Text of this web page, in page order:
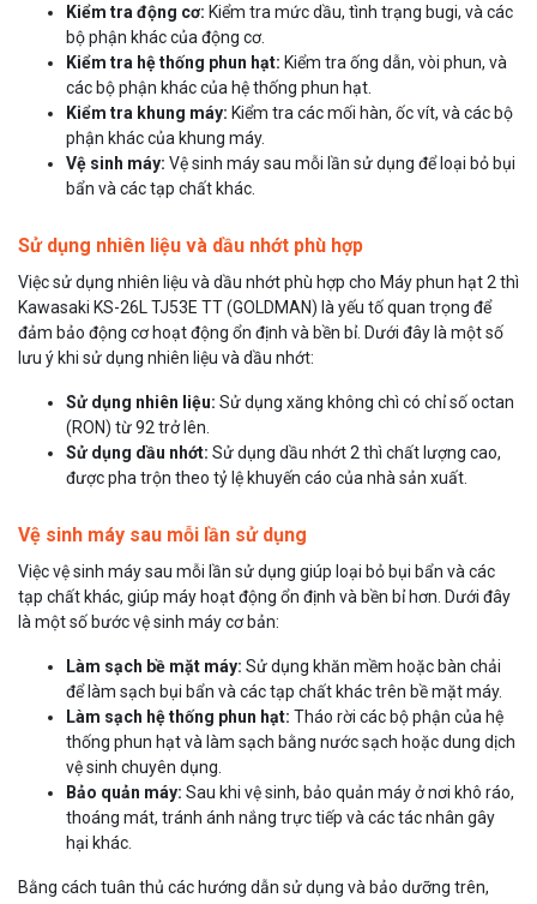
Kiểm tra động cơ: Kiểm tra mức dầu, tình trạng bugi, và các
bộ phận khác của động cơ.
Kiểm tra hệ thống phun hạt: Kiểm tra ống dẫn, vòi phun, và
các bộ phận khác của hệ thống phun hạt.
Kiểm tra khung máy: Kiểm tra các mối hàn, ốc vít, và các bộ
phận khác của khung máy.
Vệ sinh máy: Vệ sinh máy sau mỗi lần sử dụng để loại bỏ bụi
bẩn và các tạp chất khác.
Sử dụng nhiên liệu và dầu nhớt phù hợp
Việc sử dụng nhiên liệu và dầu nhớt phù hợp cho Máy phun hạt 2 thì
Kawasaki KS-26L TJ53E TT (GOLDMAN) là yếu tố quan trọng để
đảm bảo động cơ hoạt động ổn định và bền bỉ. Dưới đây là một số
lưu ý khi sử dụng nhiên liệu và dầu nhớt:
Sử dụng nhiên liệu: Sử dụng xăng không chì có chỉ số octan
(RON) từ 92 trở lên.
Sử dụng dầu nhớt: Sử dụng dầu nhớt 2 thì chất lượng cao,
được pha trộn theo tỷ lệ khuyến cáo của nhà sản xuất.
Vệ sinh máy sau mỗi lần sử dụng
Việc vệ sinh máy sau mỗi lần sử dụng giúp loại bỏ bụi bẩn và các
tạp chất khác, giúp máy hoạt động ổn định và bền bỉ hơn. Dưới đây
là một số bước vệ sinh máy cơ bản:
Làm sạch bề mặt máy: Sử dụng khăn mềm hoặc bàn chải
để làm sạch bụi bẩn và các tạp chất khác trên bề mặt máy.
Làm sạch hệ thống phun hạt: Tháo rời các bộ phận của hệ
thống phun hạt và làm sạch bằng nước sạch hoặc dung dịch
vệ sinh chuyên dụng.
Bảo quản máy: Sau khi vệ sinh, bảo quản máy ở nơi khô ráo,
thoáng mát, tránh ánh nắng trực tiếp và các tác nhân gây
hại khác.
Bằng cách tuân thủ các hướng dẫn sử dụng và bảo dưỡng trên,